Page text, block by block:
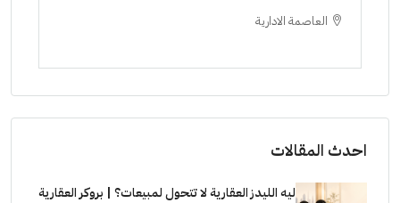
العاصمة الادارية
احدث المقالات
ليه الليدز العقارية لا تتحول لمبيعات؟ | بروكر العقارية